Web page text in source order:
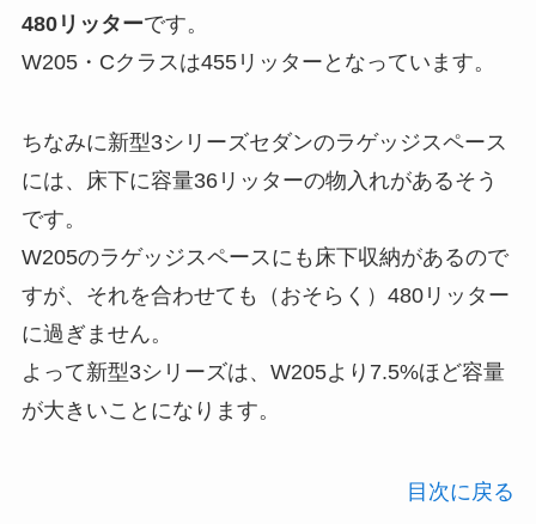
480リッターです。
W205・Cクラスは455リッターとなっています。
ちなみに新型3シリーズセダンのラゲッジスペース
には、床下に容量36リッターの物入れがあるそう
です。
W205のラゲッジスペースにも床下収納があるので
すが、それを合わせても（おそらく）480リッター
に過ぎません。
よって新型3シリーズは、W205より7.5%ほど容量
が大きいことになります。
目次に戻る